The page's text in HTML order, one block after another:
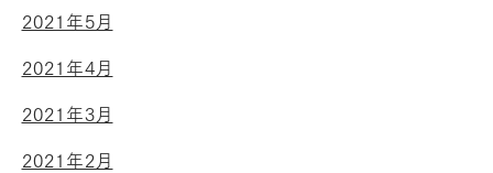
2021年5月
2021年4月
2021年3月
2021年2月